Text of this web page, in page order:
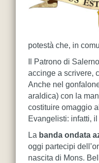
potestà che, in
Il Patrono di
accinge a scrivere,
Anche nel
araldica) con la
costituire omaggio
Evangelisti: infatti,
La banda ondata
oggi partecipi
nascita di Mons.